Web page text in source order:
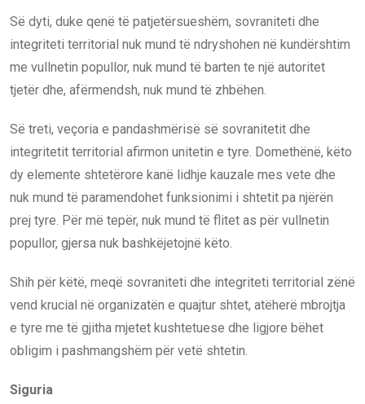
Së dyti, duke qenë të patjetërsueshëm, sovraniteti dhe
integriteti territorial nuk mund të ndryshohen në kundërshtim
me vullnetin popullor, nuk mund të barten te një autoritet
tjetër dhe, afërmendsh, nuk mund të zhbëhen.
Së treti, veçoria e pandashmërisë së sovranitetit dhe
integritetit territorial afirmon unitetin e tyre. Domethënë, këto
dy elemente shtetërore kanë lidhje kauzale mes vete dhe
nuk mund të paramendohet funksionimi i shtetit pa njërën
prej tyre. Për më tepër, nuk mund të flitet as për vullnetin
popullor, gjersa nuk bashkëjetojnë këto.
Shih për këtë, meqë sovraniteti dhe integriteti territorial zënë
vend krucial në organizatën e quajtur shtet, atëherë mbrojtja
e tyre me të gjitha mjetet kushtetuese dhe ligjore bëhet
obligim i pashmangshëm për vetë shtetin.
Siguria